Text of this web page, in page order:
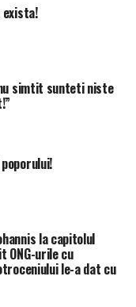
exista!
simtit sunteti niste
la capitolul
ONG-urile cu
le-a dat cu